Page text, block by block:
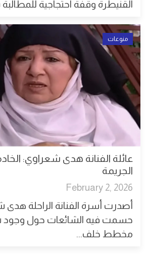
القنيطرة وقفة احتجاجية للمطالبة
منوعات
عائلة الفنانة هدى شعراوي:
الجريمة
February 2, 2026
أصدرت أسرة الفنانة الراحلة هدى
حسمت فيه الشائعات حول وجود
مخطط خلف...